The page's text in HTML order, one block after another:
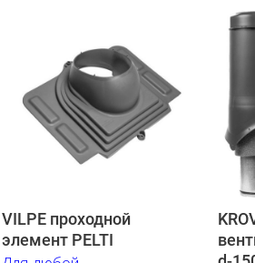
VILPE проходной
элемент PELTI